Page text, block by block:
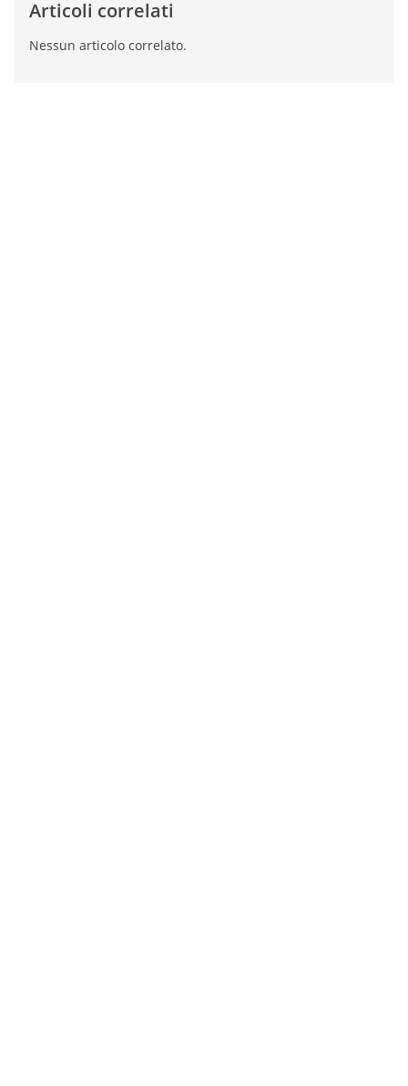
Articoli correlati
Nessun articolo correlato.